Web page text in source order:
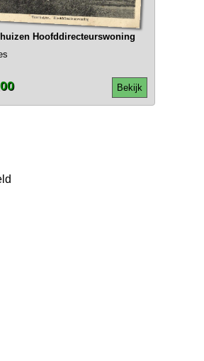
Hoofddirecteurswoning
Bekijk